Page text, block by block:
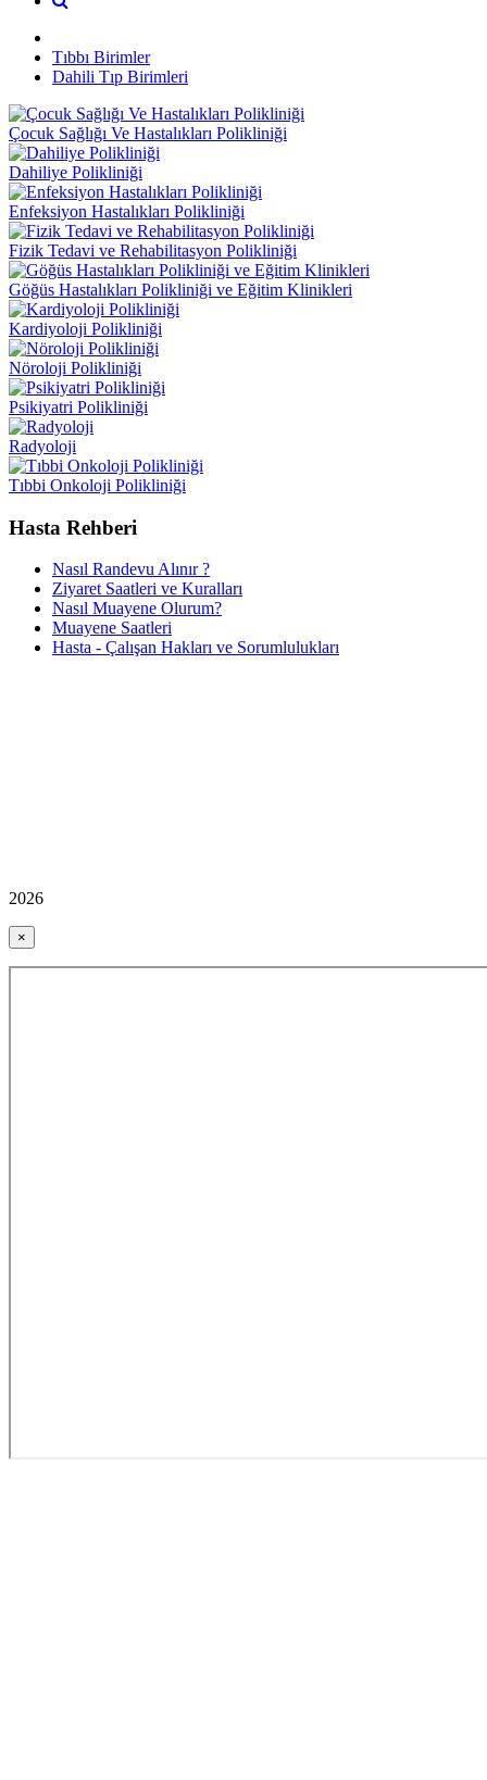
Tıbbı Birimler
Dahili Tıp Birimleri
Çocuk Sağlığı Ve Hastalıkları Polikliniği
Dahiliye Polikliniği
Enfeksiyon Hastalıkları Polikliniği
Fizik Tedavi ve Rehabilitasyon Polikliniği
Göğüs Hastalıkları Polikliniği ve Eğitim Klinikleri
Kardiyoloji Polikliniği
Nöroloji Polikliniği
Psikiyatri Polikliniği
Radyoloji
Tıbbi Onkoloji Polikliniği
Hasta Rehberi
Nasıl Randevu Alınır ?
Ziyaret Saatleri ve Kuralları
Nasıl Muayene Olurum?
Muayene Saatleri
Hasta - Çalışan Hakları ve Sorumlulukları
2026
×